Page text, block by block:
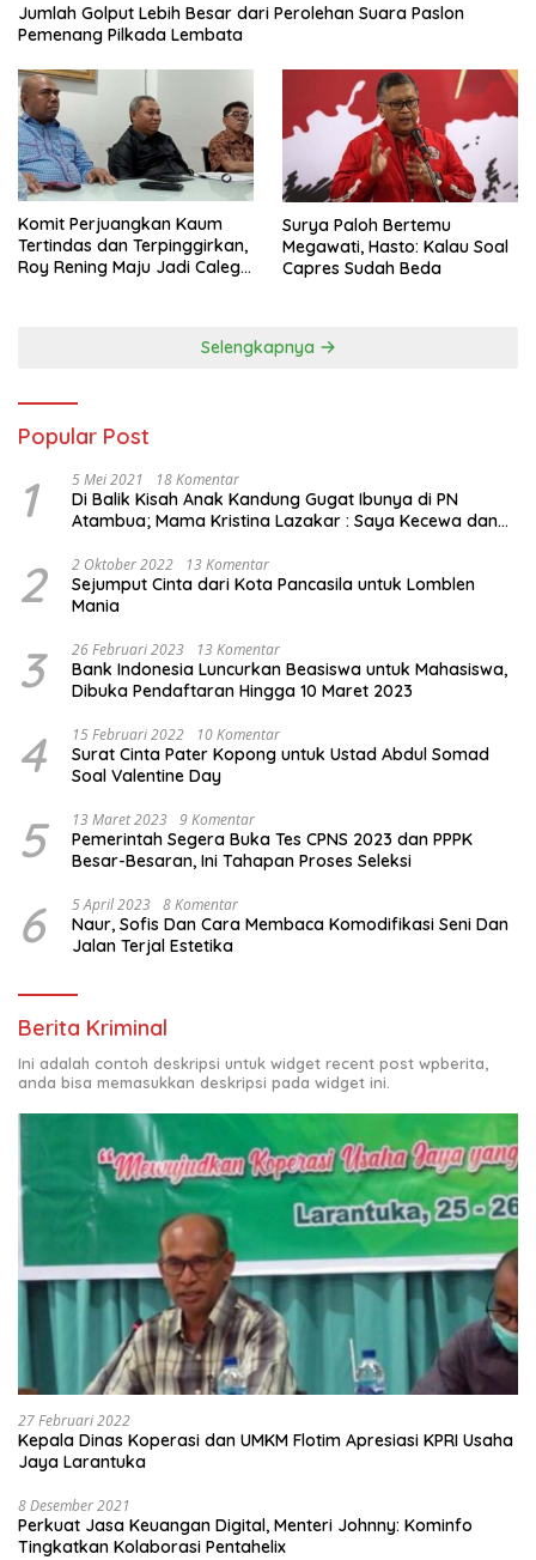
Jumlah Golput Lebih Besar dari Perolehan Suara Paslon
Pemenang Pilkada Lembata
Komit Perjuangkan Kaum
Tertindas dan Terpinggirkan,
Roy Rening Maju Jadi Caleg
Surya Paloh Bertemu
Megawati, Hasto: Kalau Soal
Capres Sudah Beda
Selengkapnya
Popular Post
1 5 Mei 2021 18 Komentar
Di Balik Kisah Anak Kandung Gugat Ibunya di PN
Atambua; Mama Kristina Lazakar : Saya Kecewa dan
2 2 Oktober 2022 13 Komentar
Sejumput Cinta dari Kota Pancasila untuk Lomblen
Mania
3 26 Februari 2023 13 Komentar
Bank Indonesia Luncurkan Beasiswa untuk Mahasiswa,
Dibuka Pendaftaran Hingga 10 Maret 2023
4 15 Februari 2022 10 Komentar
Surat Cinta Pater Kopong untuk Ustad Abdul Somad
Soal Valentine Day
5 13 Maret 2023 9 Komentar
Pemerintah Segera Buka Tes CPNS 2023 dan PPPK
Besar-Besaran, Ini Tahapan Proses Seleksi
6 5 April 2023 8 Komentar
Naur, Sofis Dan Cara Membaca Komodifikasi Seni Dan
Jalan Terjal Estetika
Berita Kriminal
Ini adalah contoh deskripsi untuk widget recent post wpberita,
anda bisa memasukkan deskripsi pada widget ini.
27 Februari 2022
Kepala Dinas Koperasi dan UMKM Flotim Apresiasi KPRI Usaha
Jaya Larantuka
8 Desember 2021
Perkuat Jasa Keuangan Digital, Menteri Johnny: Kominfo
Tingkatkan Kolaborasi Pentahelix